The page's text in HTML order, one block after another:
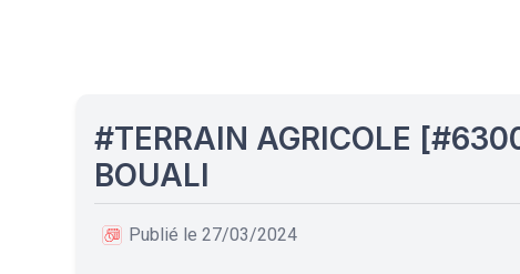
#TERRAIN AGRICOLE
BOUALI
Publié le 27/03/2024